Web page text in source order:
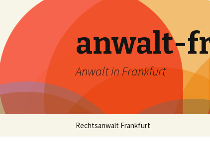
anwalt-
Anwalt in Frankfurt
Skip
Rechtsanwalt Frankfurt